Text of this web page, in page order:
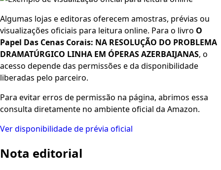
Algumas lojas e editoras oferecem amostras, prévias ou
visualizações oficiais para leitura online. Para o livro O
Papel Das Cenas Corais: NA RESOLUÇÃO DO PROBLEMA
DRAMATÚRGICO LINHA EM ÓPERAS AZERBAIJANAS, o
acesso depende das permissões e da disponibilidade
liberadas pelo parceiro.
Para evitar erros de permissão na página, abrimos essa
consulta diretamente no ambiente oficial da Amazon.
Ver disponibilidade de prévia oficial
Nota editorial